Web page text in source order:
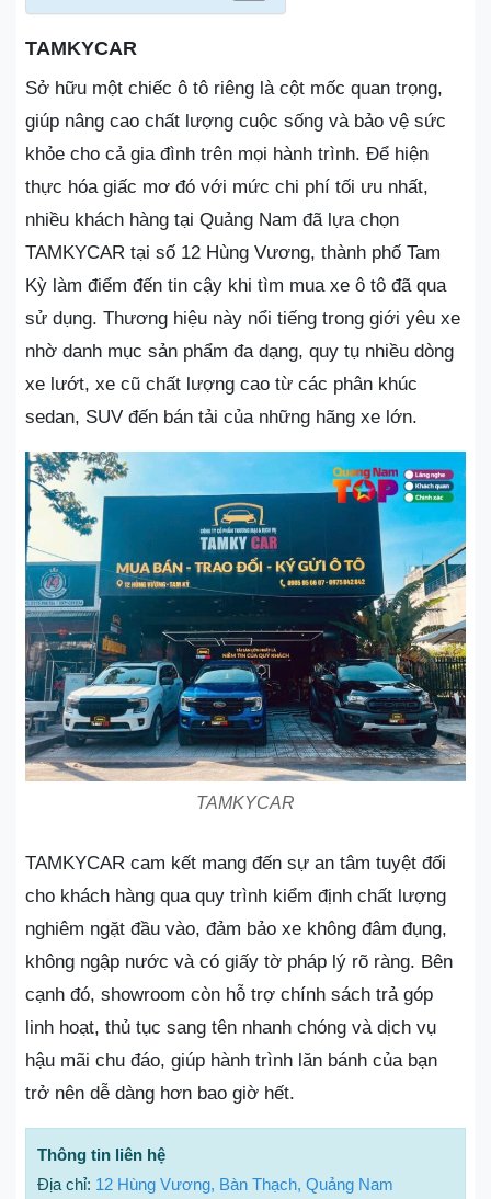
TAMKYCAR
Sở hữu một chiếc ô tô riêng là cột mốc quan trọng,
giúp nâng cao chất lượng cuộc sống và bảo vệ sức
khỏe cho cả gia đình trên mọi hành trình. Để hiện
thực hóa giấc mơ đó với mức chi phí tối ưu nhất,
nhiều khách hàng tại Quảng Nam đã lựa chọn
TAMKYCAR tại số 12 Hùng Vương, thành phố Tam
Kỳ làm điểm đến tin cậy khi tìm mua xe ô tô đã qua
sử dụng. Thương hiệu này nổi tiếng trong giới yêu xe
nhờ danh mục sản phẩm đa dạng, quy tụ nhiều dòng
xe lướt, xe cũ chất lượng cao từ các phân khúc
sedan, SUV đến bán tải của những hãng xe lớn.
TAMKYCAR
TAMKYCAR cam kết mang đến sự an tâm tuyệt đối
cho khách hàng qua quy trình kiểm định chất lượng
nghiêm ngặt đầu vào, đảm bảo xe không đâm đụng,
không ngập nước và có giấy tờ pháp lý rõ ràng. Bên
cạnh đó, showroom còn hỗ trợ chính sách trả góp
linh hoạt, thủ tục sang tên nhanh chóng và dịch vụ
hậu mãi chu đáo, giúp hành trình lăn bánh của bạn
trở nên dễ dàng hơn bao giờ hết.
Thông tin liên hệ
Địa chỉ: 12 Hùng Vương, Bàn Thạch, Quảng Nam